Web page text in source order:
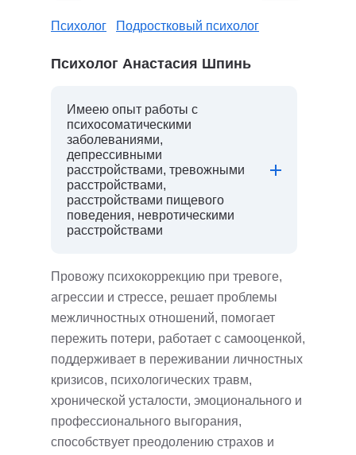
Психолог Подростковый психолог
Психолог Анастасия Шпинь
Имеею опыт работы с
психосоматическими
заболеваниями,
депрессивными
расстройствами, тревожными
расстройствами,
расстройствами пищевого
поведения, невротическими
расстройствами
Провожу психокоррекцию при тревоге,
агрессии и стрессе, решает проблемы
межличностных отношений, помогает
пережить потери, работает с самооценкой,
поддерживает в переживании личностных
кризисов, психологических травм,
хронической усталости, эмоционального и
профессионального выгорания,
способствует преодолению страхов и